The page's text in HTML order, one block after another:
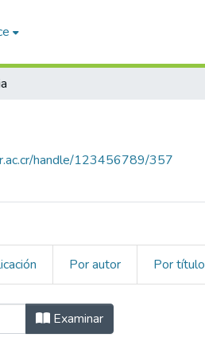
handle/123456789/357
Por autor Por título
Examinar